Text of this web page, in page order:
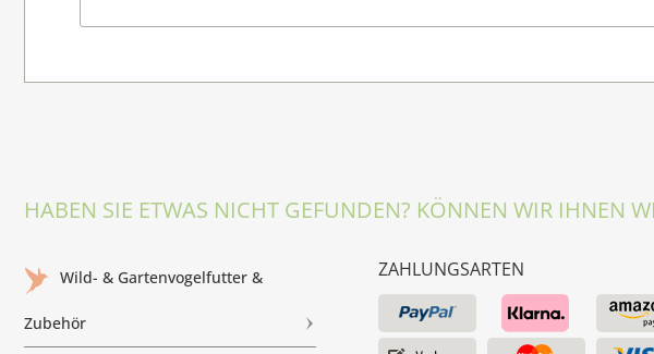
HABEN SIE ETWAS NICHT GEFUNDEN? KÖNNEN WIR IHNEN
Wild- & Gartenvogelfutter &
Zubehör
ZAHLUNGSARTEN